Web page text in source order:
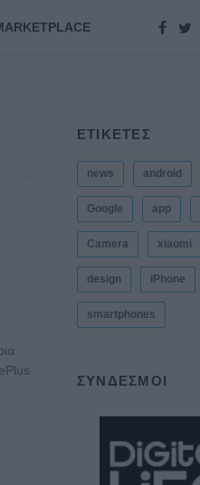
ΕΤΙΚΕΤΕΣ
news android
Google app
Camera xiaomi
design iPhone
smartphones
ΣΎΝΔΕΣΜΟΙ